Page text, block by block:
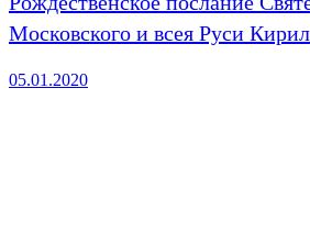
Московского и всея Руси
05.01.2020